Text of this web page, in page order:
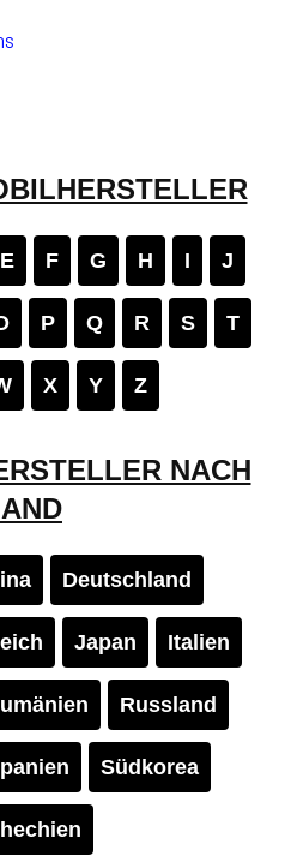
E F G H I J
P Q R S T
X Y Z
NACH
Deutschland
Japan Italien
Russland
Südkorea